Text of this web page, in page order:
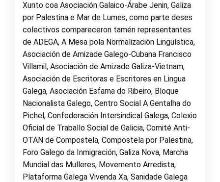
Xunto coa Asociación Galaico-Árabe Jenin, Galiza
por Palestina e Mar de Lumes, como parte deses
colectivos compareceron tamén representantes
de ADEGA, A Mesa pola Normalización Linguística,
Asociación de Amizade Galego-Cubana Francisco
Villamil, Asociación de Amizade Galiza-Vietnam,
Asociación de Escritoras e Escritores en Lingua
Galega, Asociación Esfarna do Ribeiro, Bloque
Nacionalista Galego, Centro Social A Gentalha do
Pichel, Confederación Intersindical Galega, Colexio
Oficial de Traballo Social de Galicia, Comité Anti-
OTAN de Compostela, Compostela por Palestina,
Foro Galego da Inmigración, Galiza Nova, Marcha
Mundial das Mulleres, Movemento Arredista,
Plataforma Galega Vivenda Xa, Sanidade Galega